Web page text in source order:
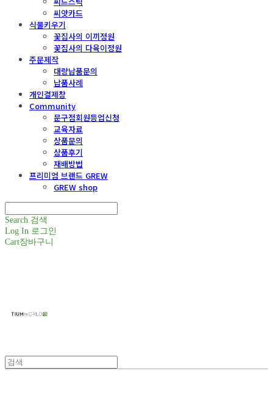
씨앗카드
식물키우기
꽃집사의 이끼정원
꽃집사의 다육이정원
주문제작
대량납품문의
납품사례
개인결제창
Community
문구점회원등업신청
교육자료
상품문의
상품후기
재배방법
프리미엄 브랜드 GREW
GREW shop
Search 검색
Log In 로그인
Cart장바구니